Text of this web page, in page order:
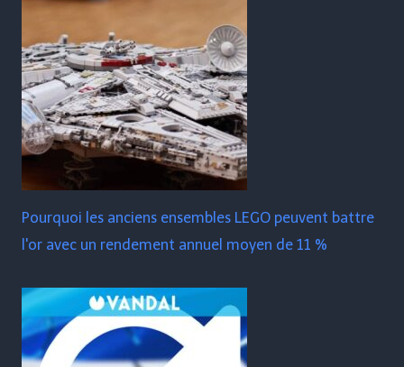
Pourquoi les anciens ensembles LEGO peuvent battre
l'or avec un rendement annuel moyen de 11 %